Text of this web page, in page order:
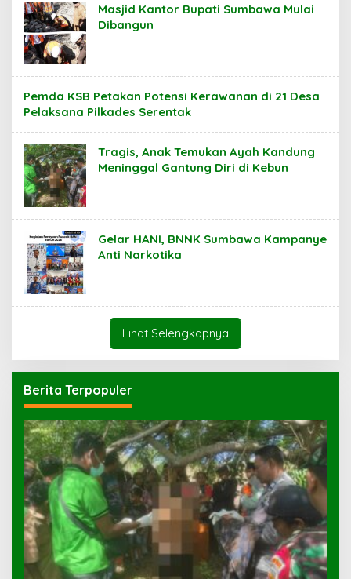
Masjid Kantor Bupati Sumbawa Mulai
Dibangun
Pemda KSB Petakan Potensi Kerawanan di 21 Desa
Pelaksana Pilkades Serentak
Tragis, Anak Temukan Ayah Kandung
Meninggal Gantung Diri di Kebun
Gelar HANI, BNNK Sumbawa Kampanye
Anti Narkotika
Lihat Selengkapnya
Berita Terpopuler